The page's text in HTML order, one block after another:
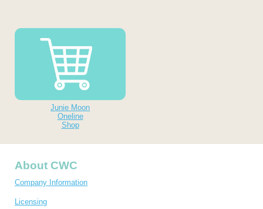
Junie Moon
Oneline
Shop
About CWC
Company Information
Licensing